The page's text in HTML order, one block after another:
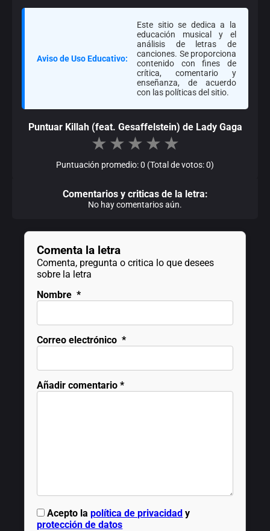
Aviso de Uso Educativo:
Este sitio se dedica a la
educación musical y el
análisis de letras de
canciones. Se proporciona
contenido con fines de
crítica, comentario y
enseñanza, de acuerdo
con las políticas del sitio.
Puntuar Killah (feat. Gesaffelstein) de Lady Gaga
★ ★ ★ ★ ★
Puntuación promedio: 0 (Total de votos: 0)
Comentarios y criticas de la letra:
No hay comentarios aún.
Comenta la letra
Comenta, pregunta o critica lo que desees
sobre la letra
Nombre *
Correo electrónico *
Añadir comentario *
Acepto lapolítica de privacidad y
protección de datos